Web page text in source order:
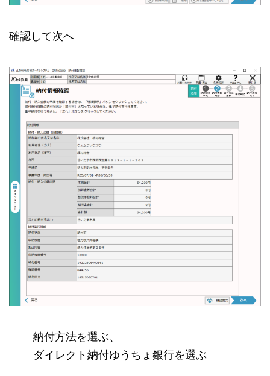
確認して次へ
納付方法を選ぶ、
ダイレクト納付ゆうちょ銀行を選ぶ